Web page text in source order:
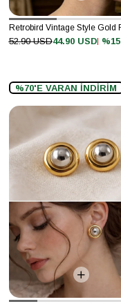
%15
44.90 USD
52.90 USD
%70'E VARAN İNDİRİM